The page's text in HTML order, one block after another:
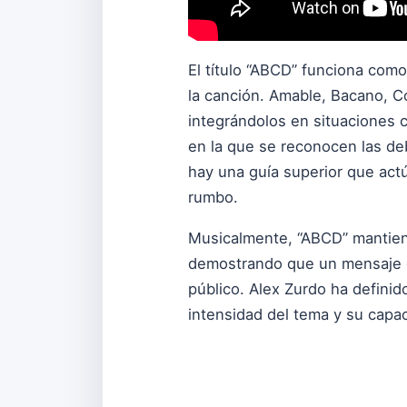
El título “ABCD” funciona
la canción. Amable, Bacano,
integrándolos en situaciones
en la que se reconocen las
hay una guía superior que
rumbo.
Musicalmente, “ABCD”
demostrando que un
público. Alex Zurdo ha
intensidad del tema y su